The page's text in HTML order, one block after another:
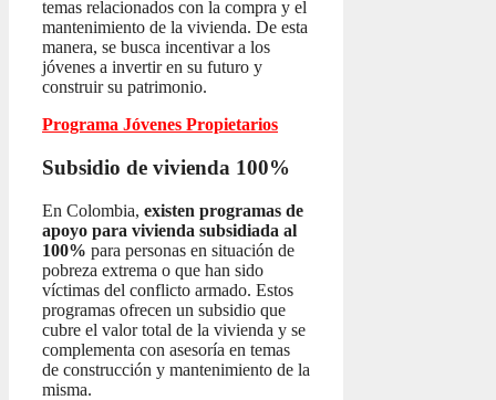
temas relacionados con la compra y el
mantenimiento de la vivienda. De esta
manera, se busca incentivar a los
jóvenes a invertir en su futuro y
construir su patrimonio.
Programa Jóvenes Propietarios
Subsidio de vivienda 100%
En Colombia, existen programas de
apoyo para vivienda subsidiada al
100% para personas en situación de
pobreza extrema o que han sido
víctimas del conflicto armado. Estos
programas ofrecen un subsidio que
cubre el valor total de la vivienda y se
complementa con asesoría en temas
de construcción y mantenimiento de la
misma.